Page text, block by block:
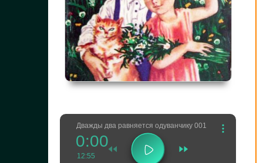
Дважды два равняется одуванчику 001
0:00
12:55